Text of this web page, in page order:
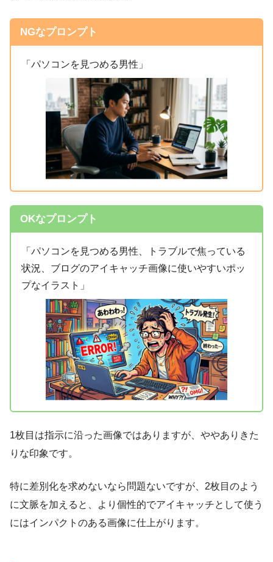
NGなプロンプト
「パソコンを見つめる男性」
OKなプロンプト
「パソコンを見つめる男性、トラブルで焦っている
状況、ブログのアイキャッチ画像に使いやすいポッ
プなイラスト」
1枚目は指示に沿った画像ではありますが、ややありきた
りな印象です。
特に差別化を求めないなら問題ないですが、2枚目のよう
に文脈を加えると、より個性的でアイキャッチとして使う
にはインパクトのある画像に仕上がります。